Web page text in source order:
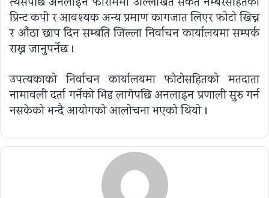
प्रिन्ट कपी र आवश्यक अन्य प्रमाण कागजात लिएर फोटो खिच्न
र औंठा छाप दिन सम्बन्धित जिल्ला निर्वाचन कार्यालयमा सम्पर्क
राख्न जानुपर्नेछ ।
उपत्यकाको निर्वाचन कार्यालयमा फोटोसहितको मतदाता
नामावली दर्ता गर्नेको भिड लागेपछि अनलाइन प्रणाली सुरु गर्न
नसकेको भन्दै आयोगको आलोचना भएको थियो ।